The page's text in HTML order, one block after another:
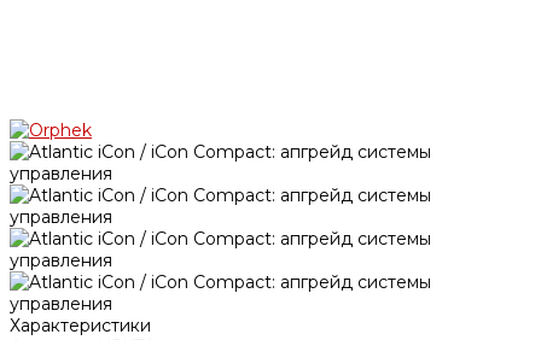
Характеристики